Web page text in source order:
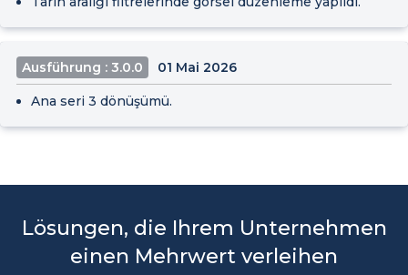
Ausführung : 3.0.0 01 Mai 2026
Ana seri 3 dönüşümü.
Lösungen, die Ihrem Unternehmen
einen Mehrwert verleihen